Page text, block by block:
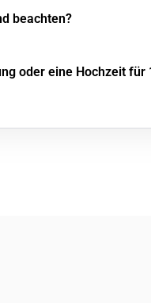
beachten?
oder eine Hochzeit für